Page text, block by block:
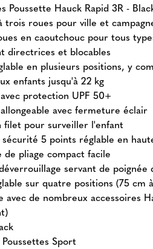
Poussette Hauck Rapid 3R -
trois roues pour ville et
en caoutchouc pour tous
directrices et blocables
en plusieurs positions, y
enfants jusqu'à 22 kg
protection UPF 50+
avec fermeture éclair
filet pour surveiller l'enfant
sécurité 5 points réglable en
de pliage compact facile
servant de
sur quatre positions (75 cm
avec de nombreux accessoires
Sport